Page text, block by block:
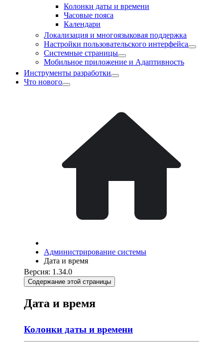
Колонки даты и времени
Часовые пояса
Календари
Локализация и многоязыковая поддержка
Настройки пользовательского интерфейса
Системные страницы
Мобильное приложение и Адаптивность
Инструменты разработки
Что нового
Администрирование системы
Дата и время
Версия: 1.34.0
Содержание этой страницы
Дата и время
Колонки даты и времени